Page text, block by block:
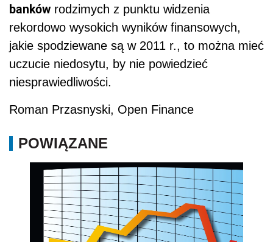
banków rodzimych z punktu widzenia
rekordowo wysokich wyników finansowych,
jakie spodziewane są w 2011 r., to można mieć
uczucie niedosytu, by nie powiedzieć
niesprawiedliwości.
Roman Przasnyski, Open Finance
POWIĄZANE